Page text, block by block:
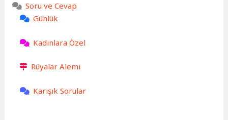
Soru ve Cevap
Günlük
Kadınlara Özel
Rüyalar Alemi
Karışık Sorular